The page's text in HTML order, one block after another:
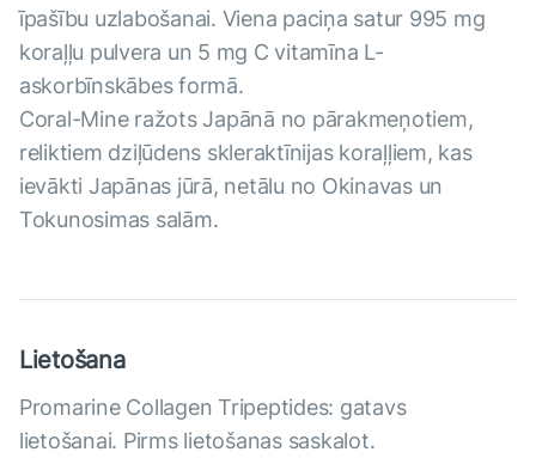
īpašību uzlabošanai. Viena paciņa satur 995 mg
koraļļu pulvera un 5 mg C vitamīna L-
askorbīnskābes formā.
Coral-Mine ražots Japānā no pārakmeņotiem,
reliktiem dziļūdens skleraktīnijas koraļļiem, kas
ievākti Japānas jūrā, netālu no Okinavas un
Tokunosimas salām.
Lietošana
Promarine Collagen Tripeptides: gatavs
lietošanai. Pirms lietošanas saskalot.